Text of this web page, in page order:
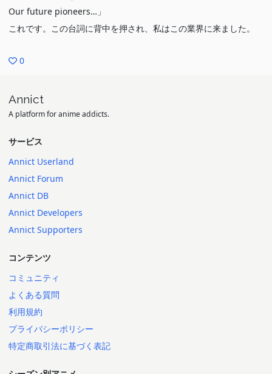
Our future pioneers…」
これです。この台詞に背中を押され、私はこの業界に来ました。
0
Annict
A platform for anime addicts.
サービス
Annict Userland
Annict Forum
Annict DB
Annict Developers
Annict Supporters
コンテンツ
コミュニティ
よくある質問
利用規約
プライバシーポリシー
特定商取引法に基づく表記